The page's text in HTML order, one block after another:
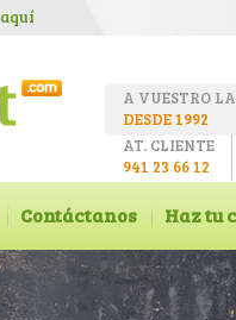
aquí
A VUESTRO
DESDE 1992
AT. CLIENTE
941 23 66 12
Contáctanos Haz tu